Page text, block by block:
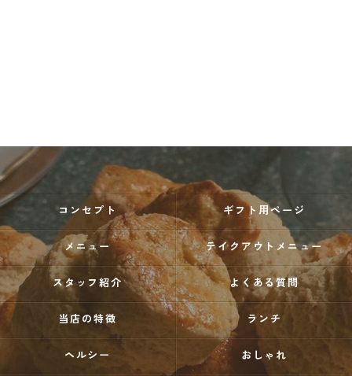
コンセプト ギフト用ページ
メニュー テイクアウトメニュー
スタッフ紹介 よくある質問
当店の特徴 ランチ
ヘルシー おしゃれ